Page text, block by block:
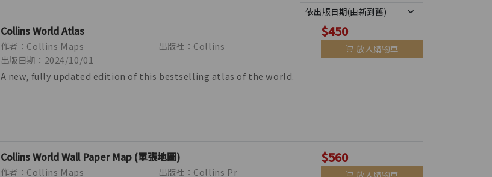
Collins World Atlas
作者：Collins Maps
出版社：Collins
出版日期：2024/10/01
A new, fully updated edition of this bestselling atlas of the world.
$450
放入購物車
Collins World Wall Paper Map (單張地圖)
作者：Collins Maps
出版社：Collins Pr
$560